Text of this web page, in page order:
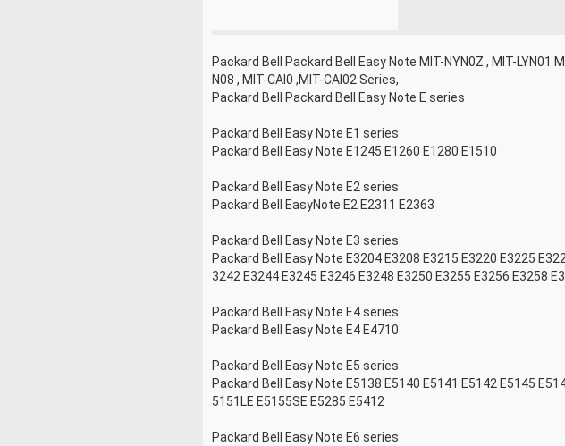
Packard Bell Packard Bell Easy Note MIT-NYN0Z , MIT-LYN01
N08 , MIT-CAI0 ,MIT-CAI02 Series,
Packard Bell Packard Bell Easy Note E series
Packard Bell Easy Note E1 series
Packard Bell Easy Note E1245 E1260 E1280 E1510
Packard Bell Easy Note E2 series
Packard Bell EasyNote E2 E2311 E2363
Packard Bell Easy Note E3 series
Packard Bell Easy Note E3204 E3208 E3215 E3220 E3225
3242 E3244 E3245 E3246 E3248 E3250 E3255 E3256 E3258
Packard Bell Easy Note E4 series
Packard Bell Easy Note E4 E4710
Packard Bell Easy Note E5 series
Packard Bell Easy Note E5138 E5140 E5141 E5142 E5145
5151LE E5155SE E5285 E5412
Packard Bell Easy Note E6 series